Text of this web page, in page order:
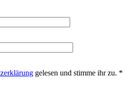
gelesen und stimme ihr zu. *